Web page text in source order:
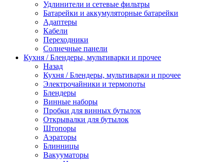
Удлинители и сетевые фильтры
Батарейки и аккумуляторные батарейки
Адаптеры
Кабели
Переходники
Солнечные панели
Кухня / Блендеры, мультиварки и прочее
Назад
Кухня / Блендеры, мультиварки и прочее
Электрочайники и термопоты
Блендеры
Винные наборы
Пробки для винных бутылок
Открывалки для бутылок
Штопоры
Аэраторы
Блинницы
Вакууматоры